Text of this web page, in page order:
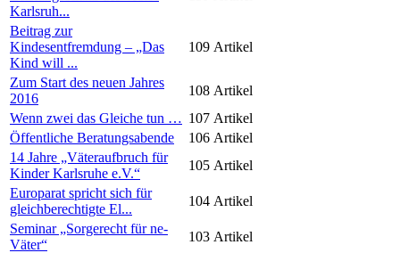
Karlsruh...
Beitrag zur
Kindesentfremdung – „Das
Kind will ...
109 Artikel
Zum Start des neuen Jahres
2016
108 Artikel
Wenn zwei das Gleiche tun … 107 Artikel
Öffentliche Beratungsabende
106 Artikel
14 Jahre „Väteraufbruch für
Kinder Karlsruhe e.V.“
105 Artikel
Europarat spricht sich für
gleichberechtigte El...
104 Artikel
Seminar „Sorgerecht für ne-
Väter“
103 Artikel